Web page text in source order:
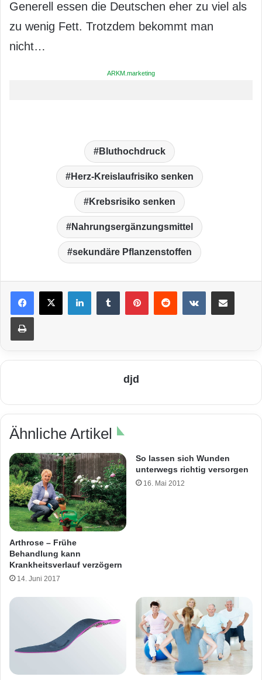
Generell essen die Deutschen eher zu viel als
zu wenig Fett. Trotzdem bekommt man
nicht…
ARKM.marketing
Bluthochdruck
Herz-Kreislaufrisiko senken
Krebsrisiko senken
Nahrungsergänzungsmittel
sekundäre Pflanzenstoffen
LinkedIn VKontakte
Drucken
djd
Ähnliche Artikel
Arthrose – Frühe
Behandlung kann
Krankheitsverlauf verzögern
14. Juni 2017
So lassen sich Wunden
unterwegs richtig versorgen
16. Mai 2012